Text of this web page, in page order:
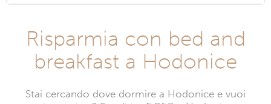
Risparmia con bed and
breakfast a Hodonice
Stai cercando dove dormire a Hodonice e vuoi